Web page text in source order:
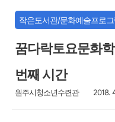
작은도서관/문화예술프로그
꿈다락토요문화
번째 시간
원주시청소년수련관 2018.